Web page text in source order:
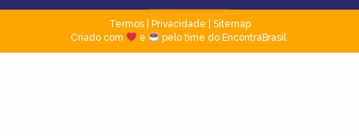
Termos| Privacidade
Sitemap
Criado com
e pelo time do EncontraBrasil